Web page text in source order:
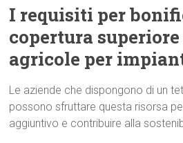
I requisiti per
copertura
agricole per
Le aziende che dispongono di un
possono sfruttare questa risorsa
aggiuntivo e contribuire alla